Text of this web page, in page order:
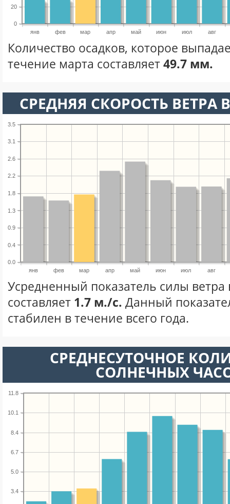
янв фев мар апр май июн июл авг
0
20
Количество осадков, которое
течение марта составляет49.7 мм.
СРЕДНЯЯ СКОРОСТЬ ВЕТРА
янв фев мар апр май июн июл авг
0.0
0.4
0.9
1.3
1.8
2.2
2.6
3.1
3.5
Усредненный показатель силы ветра
составляет 1.7 м./с. Данный
стабилен в течение всего года.
СРЕДНЕСУТОЧНОЕ
СОЛНЕЧНЫХ
3.4
5.0
6.7
8.4
10.1
11.8